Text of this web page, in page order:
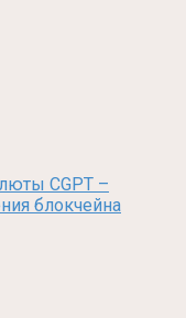
CGPT –
блокчейна